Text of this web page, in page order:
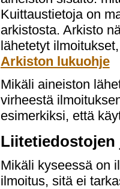
Kuittaustietoja on
arkistosta. Arkisto
lähetetyt
Arkiston lukuohje
Mikäli aineiston
virheestä
esimerkiksi, että
Liitetiedostojen
Mikäli kyseessä on
ilmoitus, sitä ei